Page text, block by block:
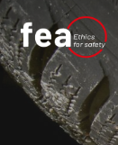
Skip
to
main
content